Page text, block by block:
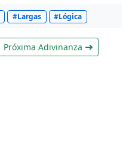
#Largas #Lógica
Próxima Adivinanza